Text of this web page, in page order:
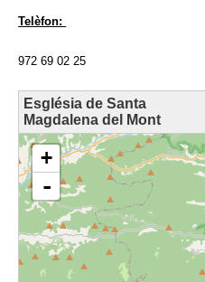
Telèfon:
972 69 02 25
Església de Santa
Magdalena del Mont
loading map - please wait...
+
-